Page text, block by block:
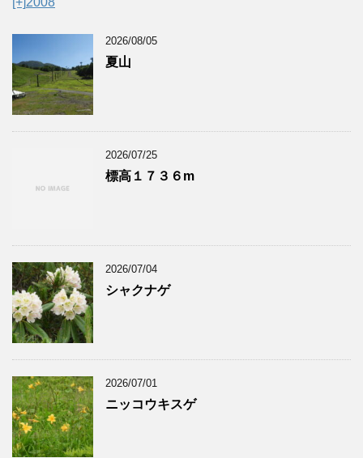
2026/08/05
夏山
2026/07/25
標高１７３６m
2026/07/04
シャクナゲ
2026/07/01
ニッコウキスゲ